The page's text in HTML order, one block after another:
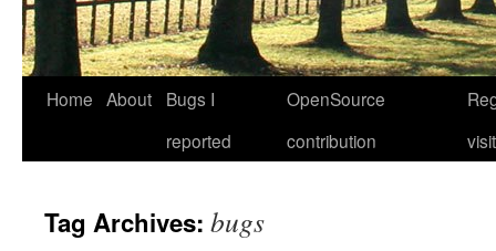
Home About
Bugs I
reported
OpenSource
contribution
Tag Archives: bugs